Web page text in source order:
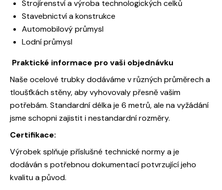
Strojírenství a výroba technologických celků
Stavebnictví a konstrukce
Automobilový průmysl
Lodní průmysl
Praktické informace pro vaši objednávku
Naše ocelové trubky dodáváme v různých průměrech a
tloušťkách stěny, aby vyhovovaly přesně vašim
potřebám. Standardní délka je 6 metrů, ale na vyžádání
jsme schopni zajistit i nestandardní rozměry.
Certifikace:
Výrobek splňuje příslušné technické normy a je
dodáván s potřebnou dokumentací potvrzující jeho
kvalitu a původ.